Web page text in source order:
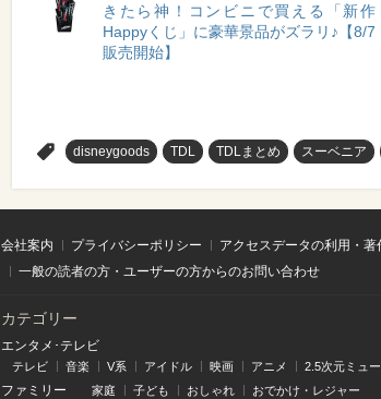
きたら神！コンビニで買える「新作
Happyくじ」に豪華景品がズラリ♪【8/7
販売開始】
disneygoods TDL TDLまとめ スーベニア
会社案内 プライバシーポリシー アクセスデータの利用・著
一般の読者の方・ユーザーの方からのお問い合わせ
カテゴリー
エンタメ･テレビ
テレビ 音楽 V系 アイドル 映画 アニメ 2.5次元ミュ
ファミリー 家庭 子ども おしゃれ おでかけ・レジャー